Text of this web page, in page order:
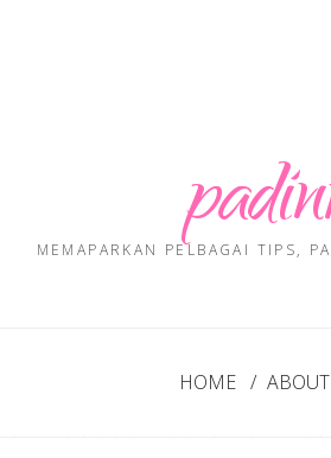
MEMAPARKAN PELBAGAI TIPS,
HOME ABOUT